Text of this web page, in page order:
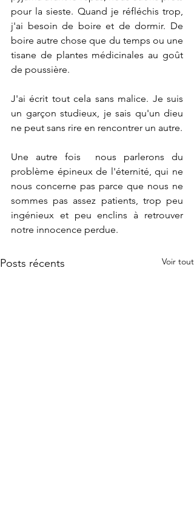
pour la sieste. Quand je réfléchis trop,
j'ai besoin de boire et de dormir. De
boire autre chose que du temps ou une
tisane de plantes médicinales au goût
de poussière.
J'ai écrit tout cela sans malice. Je suis
un garçon studieux, je sais qu'un dieu
ne peut sans rire en rencontrer un autre.
Une autre fois  nous parlerons du
problème épineux de l'éternité, qui ne
nous concerne pas parce que nous ne
sommes pas assez patients, trop peu
ingénieux et peu enclins à retrouver
notre innocence perdue.
Posts récents Voir tout